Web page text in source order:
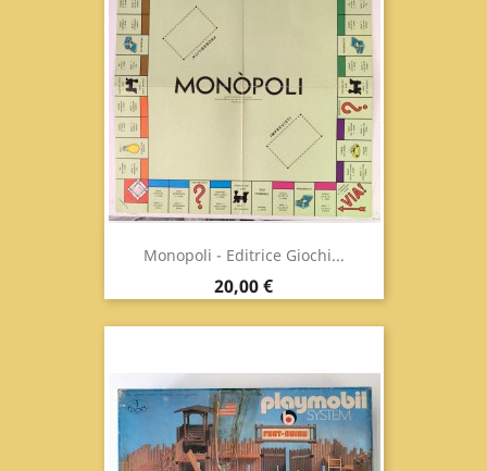
Monopoli - Editrice Giochi...
Prezzo
20,00 €